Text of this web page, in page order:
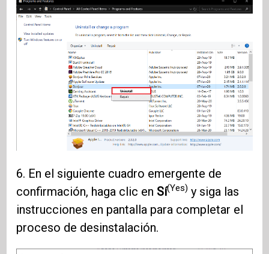
6. En el siguiente cuadro emergente de
confirmación, haga clic en Sí(Yes) y siga las
instrucciones en pantalla para completar el
proceso de desinstalación.